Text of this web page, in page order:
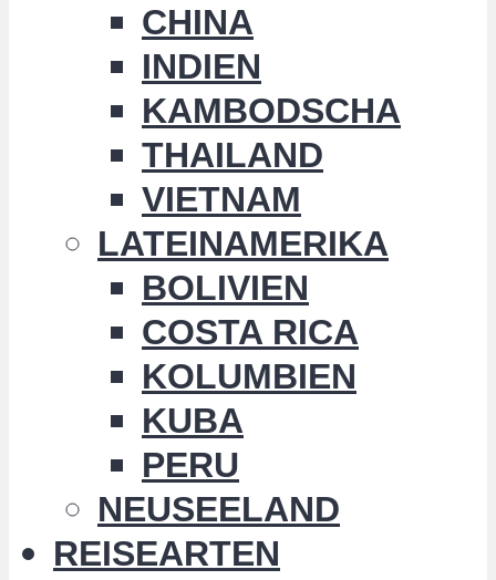
CHINA
INDIEN
KAMBODSCHA
THAILAND
VIETNAM
LATEINAMERIKA
BOLIVIEN
COSTA RICA
KOLUMBIEN
KUBA
PERU
NEUSEELAND
REISEARTEN